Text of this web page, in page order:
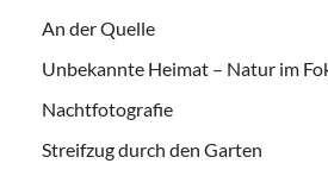
An der Quelle
Unbekannte Heimat – Natur im
Nachtfotografie
Streifzug durch den Garten